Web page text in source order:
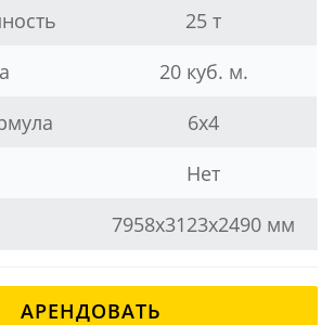
25 т
20 куб. м.
6x4
Нет
7958x3123x2490 мм
АРЕНДОВАТЬ